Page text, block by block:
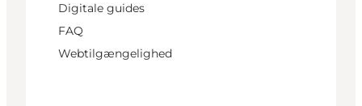
Digitale guides
FAQ
Webtilgængelighed